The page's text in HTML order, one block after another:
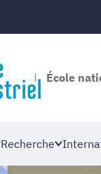
École
Recherche